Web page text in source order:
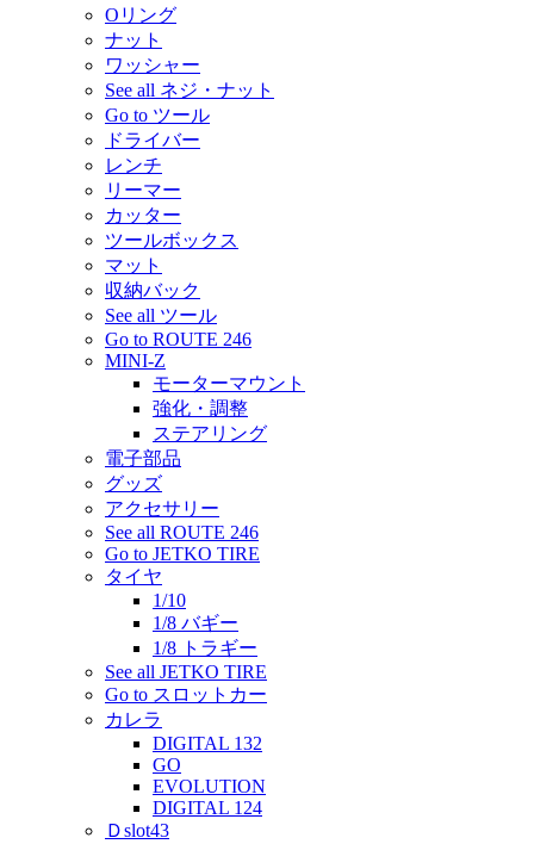
Oリング
ナット
ワッシャー
See all ネジ・ナット
Go to ツール
ドライバー
レンチ
リーマー
カッター
ツールボックス
マット
収納バック
See all ツール
Go to ROUTE 246
MINI-Z
モーターマウント
強化・調整
ステアリング
電子部品
グッズ
アクセサリー
See all ROUTE 246
Go to JETKO TIRE
タイヤ
1/10
1/8 バギー
1/8 トラギー
See all JETKO TIRE
Go to スロットカー
カレラ
DIGITAL 132
GO
EVOLUTION
DIGITAL 124
Ｄslot43